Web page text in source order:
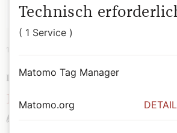
16. Mai 2025
DER VERSCHWIEGENE
16. Mai: Heiliger
Bernadette Spitzer
Technisch
( 1 Service )
Matomo Tag Manager
Matomo.org